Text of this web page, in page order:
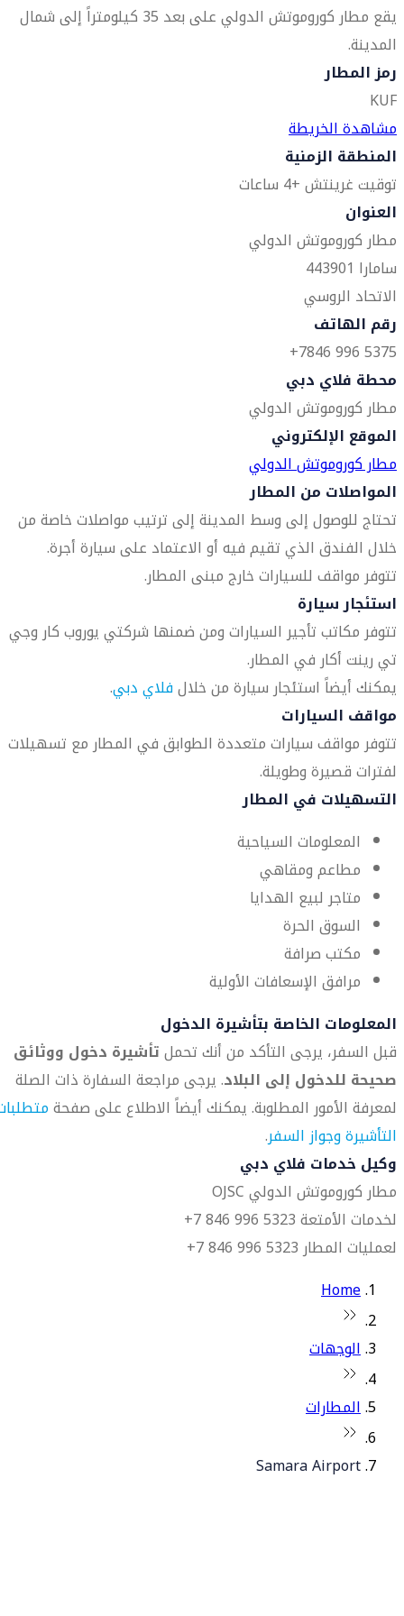
يقع مطار كوروموتش الدولي على بعد 35 كيلومتراً إلى شمال
المدينة.
رمز المطار
KUF
مشاهدة الخريطة
المنطقة الزمنية
توقيت غرينتش +4 ساعات
العنوان
مطار كوروموتش الدولي
سامارا 443901
الاتحاد الروسي
رقم الهاتف
5375 996 7846+
محطة فلاي دبي
مطار كوروموتش الدولي
الموقع الإلكتروني
مطار كوروموتش الدولي
المواصلات من المطار
تحتاج للوصول إلى وسط المدينة إلى ترتيب مواصلات خاصة من
خلال الفندق الذي تقيم فيه أو الاعتماد على سيارة أجرة.
تتوفر مواقف للسيارات خارج مبنى المطار.
استئجار سيارة
تتوفر مكاتب تأجير السيارات ومن ضمنها شركتي يوروب كار وجي
تي رينت أكار في المطار.
يمكنك أيضاً استئجار سيارة من خلالفلاي دبي.
مواقف السيارات
تتوفر مواقف سيارات متعددة الطوابق في المطار مع تسهيلات
لفترات قصيرة وطويلة.
التسهيلات في المطار
المعلومات السياحية
مطاعم ومقاهي
متاجر لبيع الهدايا
السوق الحرة
مكتب صرافة
مرافق الإسعافات الأولية
المعلومات الخاصة بتأشيرة الدخول
قبل السفر، يرجى التأكد من أنك تحملتأشيرة دخول ووثائق
صحيحة للدخول إلى البلاد. يرجى مراجعة السفارة ذات الصلة
لمعرفة الأمور المطلوبة. يمكنك أيضاً الاطلاع على صفحة
التأشيرة وجواز السفر.
وكيل خدمات فلاي دبي
مطار كوروموتش الدولي OJSC
لخدمات الأمتعة 5323 996 846 7+
لعمليات المطار 5323 996 846 7+
Home
الوجهات
المطارات
Samara Airport